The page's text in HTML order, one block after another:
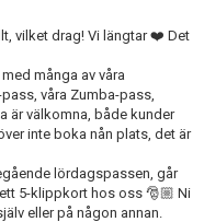
vilket drag! Vi längtar ❤️ Det
många av våra
våra Zumba-pass,
är välkomna, både kunder
inte boka nån plats, det är
lördagspassen, går
5-klippkort hos oss 🎅🏼 Ni
eller på någon annan.